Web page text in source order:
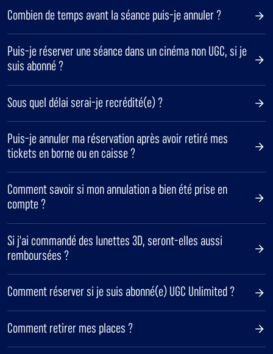
Combien de temps avant la séance puis-je annuler ?
Puis-je réserver une séance dans un cinéma non UGC, si je
suis abonné ?
Sous quel délai serai-je recrédité(e) ?
Puis-je annuler ma réservation après avoir retiré mes
tickets en borne ou en caisse ?
Comment savoir si mon annulation a bien été prise en
compte ?
Si j'ai commandé des lunettes 3D, seront-elles aussi
remboursées ?
Comment réserver si je suis abonné(e) UGC Unlimited ?
Comment retirer mes places ?